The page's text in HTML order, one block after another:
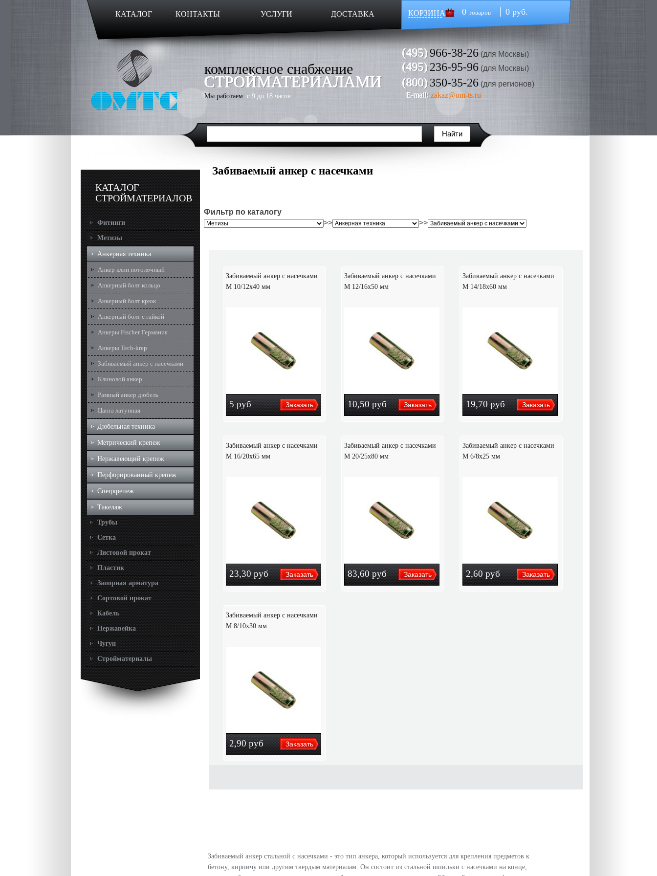
КАТАЛОГ КОНТАКТЫ УСЛУГИ ДОСТАВКА КОРЗИНА 0 товаров 0 руб.
комплексное снабжение
СТРОЙМАТЕРИАЛАМИ
Мы работаем: с 9 до 18 часов
(495)966-38-26 (для Москвы)
(495)236-95-96 (для Москвы)
(800)350-35-26 (для регионов)
E-mail: zakaz@om-ts.ru
КАТАЛОГ
СТРОЙМАТЕРИАЛОВ
Фитинги
Метизы
Анкерная техника
Анкер клин потолочный
Анкерный болт кольцо
Анкерный болт крюк
Анкерный болт с гайкой
Анкеры Fisсher Германия
Анкеры Tech-krep
Забиваемый анкер с насечками
Клиновой анкер
Рамный анкер дюбель
Цанга латунная
Дюбельная техника
Метрический крепеж
Нержавеющий крепеж
Перфорированный крепеж
Спецкрепеж
Такелаж
Трубы
Сетка
Листовой прокат
Пластик
Запорная арматура
Сортовой прокат
Кабель
Нержавейка
Чугун
Стройматериалы
Забиваемый анкер с насечками
Фильтр по каталогу
>>
>>
Забиваемый анкер с насечками
М 10/12х40 мм
5руб
Забиваемый анкер с насечками
М 12/16х50 мм
10,50руб
Забиваемый анкер с насечками
М 14/18х60 мм
19,70руб
Забиваемый анкер с насечками
М 16/20х65 мм
23,30руб
Забиваемый анкер с насечками
М 20/25х80 мм
83,60руб
Забиваемый анкер с насечками
М 6/8х25 мм
2,60руб
Забиваемый анкер с насечками
М 8/10х30 мм
2,90руб
Забиваемый анкер стальной с насечками - это тип анкера, который используется для крепления предметов к
бетону, кирпичу или другим твердым материалам. Он состоит из стальной шпильки с насечками на конце,